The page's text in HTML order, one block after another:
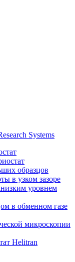
Systems
образцов
в узком зазоре
уровнем
в обменном газе
микроскопии
Helitran